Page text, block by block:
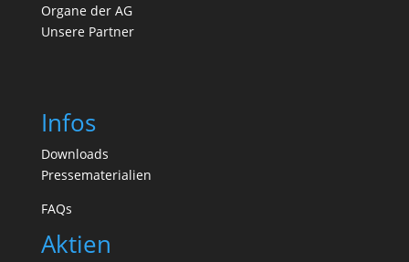
Organe der AG
Unsere Partner
Infos
Downloads
Pressematerialien
FAQs
Aktien